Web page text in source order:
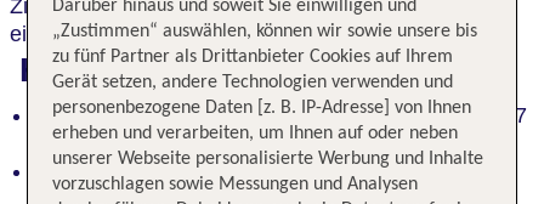
Zimmer. Dermoderne Wellnessbereichsorgt für
einen entspannten Urlaub.
Highlights
Historisches Flair: charmantes Designhotel in 1877
erbautem Gebäude
Hochwertiger Service und schön eingerichtete
Zimmer
Darüber hinaus und soweit Sie einwilligen und
„Zustimmen“ auswählen, können wir sowie unsere bis
zu fünf Partner als Drittanbieter Cookies auf Ihrem
Gerät setzen, andere Technologien verwenden und
personenbezogene Daten [z. B. IP-Adresse] von Ihnen
erheben und verarbeiten, um Ihnen auf oder neben
unserer Webseite personalisierte Werbung und Inhalte
vorzuschlagen sowie Messungen und Analysen